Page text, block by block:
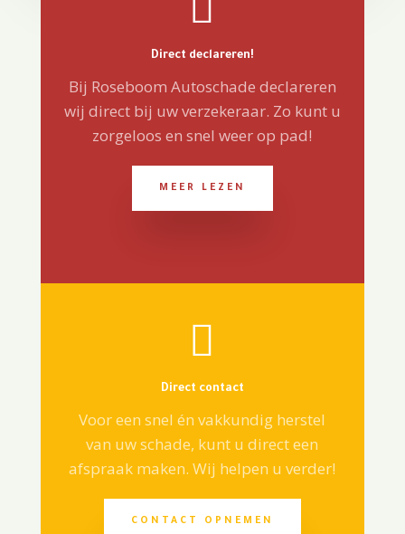
Direct declareren!
Bij Roseboom Autoschade declareren
wij direct bij uw verzekeraar. Zo kunt u
zorgeloos en snel weer op pad!
MEER LEZEN

Direct contact
Voor een snel én vakkundig herstel
van uw schade, kunt u direct een
afspraak maken. Wij helpen u verder!
CONTACT OPNEMEN